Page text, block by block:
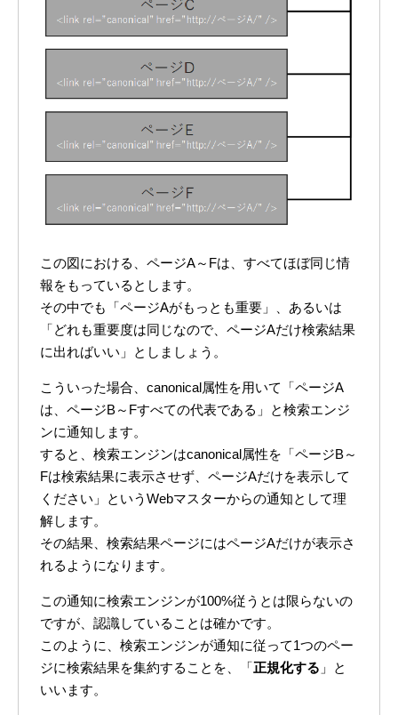
この図における、ページA～Fは、すべてほぼ同じ情
報をもっているとします。
その中でも「ページAがもっとも重要」、あるいは
「どれも重要度は同じなので、ページAだけ検索結果
に出ればいい」としましょう。
こういった場合、canonical属性を用いて「ページA
は、ページB～Fすべての代表である」と検索エンジ
ンに通知します。
すると、検索エンジンはcanonical属性を「ページB～
Fは検索結果に表示させず、ページAだけを表示して
ください」というWebマスターからの通知として理
解します。
その結果、検索結果ページにはページAだけが表示さ
れるようになります。
この通知に検索エンジンが100%従うとは限らないの
ですが、認識していることは確かです。
このように、検索エンジンが通知に従って1つのペー
ジに検索結果を集約することを、「正規化する 」と
いいます。